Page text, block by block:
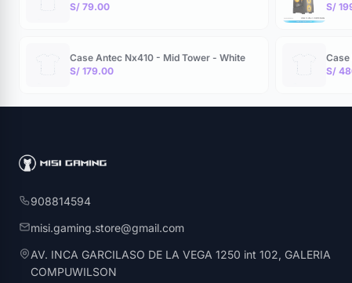
S/ 79.00
S/
Case Antec Nx410 - Mid Tower - White
S/ 179.00
S/
908814594
misi.gaming.store@gmail.com
AV. INCA GARCILASO DE LA VEGA 1250 int 102, GALERIA
COMPUWILSON